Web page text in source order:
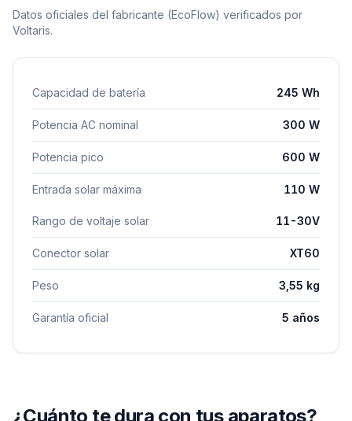
Datos oficiales del fabricante (EcoFlow) verificados por
Voltaris.
Capacidad de batería 245 Wh
Potencia AC nominal 300 W
Potencia pico 600 W
Entrada solar máxima 110 W
Rango de voltaje solar 11-30V
Conector solar XT60
Peso 3,55 kg
Garantía oficial 5 años
¿Cuánto te dura con tus aparatos?